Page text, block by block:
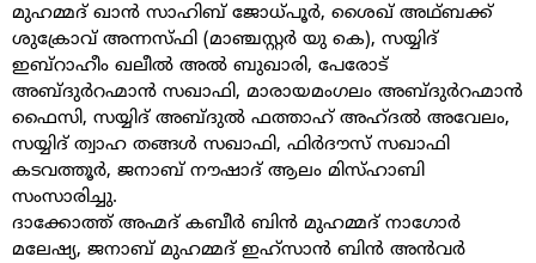
മുഹമ്മദ് ഖാൻ സാഹിബ് ജോധ്പൂർ, ശൈഖ് അഥ്ബക്ക്
ശുക്രോവ് അന്നസ്ഫി (മാഞ്ചസ്റ്റർ യു കെ), സയ്യിദ്
ഇബ്‌റാഹീം ഖലീൽ അൽ ബുഖാരി, പേരോട്
അബ്ദുർറഹ്മാൻ സഖാഫി, മാരായമംഗലം അബ്ദുർറഹ്മാൻ
ഫൈസി, സയ്യിദ് അബ്ദുൽ ഫത്താഹ് അഹ്ദൽ അവേലം,
സയ്യിദ് ത്വാഹ തങ്ങൾ സഖാഫി, ഫിർദൗസ് സഖാഫി
കടവത്തൂർ, ജനാബ് നൗഷാദ് ആലം മിസ്ഹാബി
സംസാരിച്ചു.
ദാക്കോത്ത് അഹ്മദ് കബീർ ബിൻ മുഹമ്മദ് നാഗോർ
മലേഷ്യ, ജനാബ് മുഹമ്മദ് ഇഹ്സാൻ ബിൻ അൻവർ